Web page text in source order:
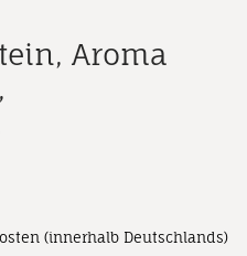
Aroma
(innerhalb Deutschlands)